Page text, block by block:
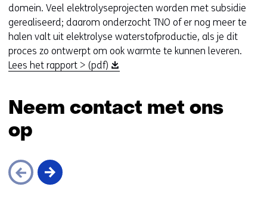
domein. Veel elektrolyseprojecten worden met subsidie
gerealiseerd; daarom onderzocht TNO of er nog meer te
halen valt uit elektrolyse waterstofproductie, als je dit
proces zo ontwerpt om ook warmte te kunnen leveren.
Lees het rapport > (pdf)
e
Neem contact met ons
op